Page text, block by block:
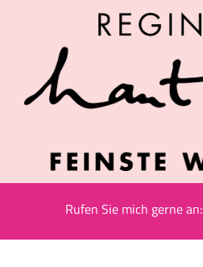
Rufen Sie mich gerne an: